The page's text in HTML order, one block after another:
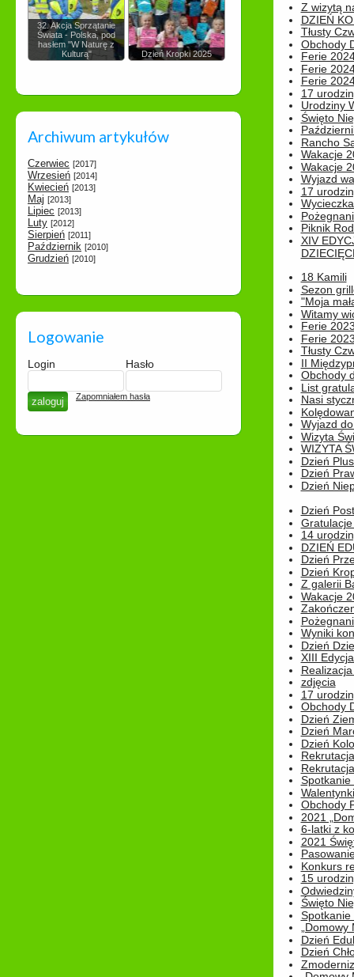
32. Akcja Sprzątanie
Świata - Polska, pod
hasłem "W Naturę z
Kulturą"
Dzień Kropki 2025
Archiwum artykułów
Czerwiec [2017]
Wrzesień [2014]
Kwiecień [2013]
Maj [2013]
Lipiec [2013]
Luty [2012]
Sierpień [2011]
Październik [2010]
Grudzień [2010]
Logowanie
Login Hasło
Zapomniałem hasła
Z wizytą
DZIEŃ
Tłusty
Obchody
Ferie
Ferie
Ferie
17
Urodziny
Święto
Rancho
Wakacje
Wakacje
Wyjazd
17
Piknik
XIV
18 Kamili
Sezon
"Moja
Witamy
Ferie
Ferie
Tłusty
II
Obchody
List
Nasi
Wyjazd
Wizyta
WIZYTA
Dzień
Dzień
Dzień
Dzień
14
DZIEŃ
Dzień
Dzień
Z galerii
Wakacje
Wyniki
Dzień
XIII
zdjęcia
17
Obchody
Dzień
Dzień
Dzień
Rekrutacja
Spotkanie
Obchody
2021
6-latki z
2021
Konkurs
15
Święto
Spotkanie
Dzień
Dzień